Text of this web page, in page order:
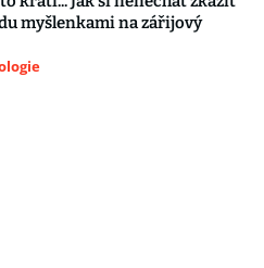
myšlenkami na zářijový